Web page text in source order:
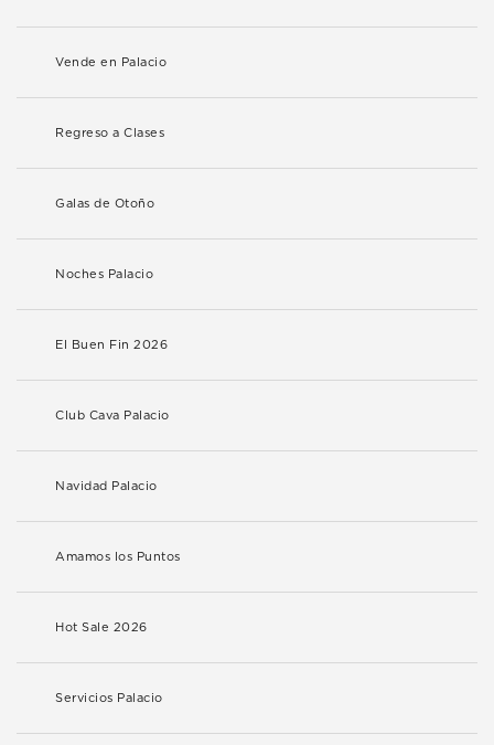
Vende en Palacio
Regreso a Clases
Galas de Otoño
Noches Palacio
El Buen Fin 2026
Club Cava Palacio
Navidad Palacio
Amamos los Puntos
Hot Sale 2026
Servicios Palacio